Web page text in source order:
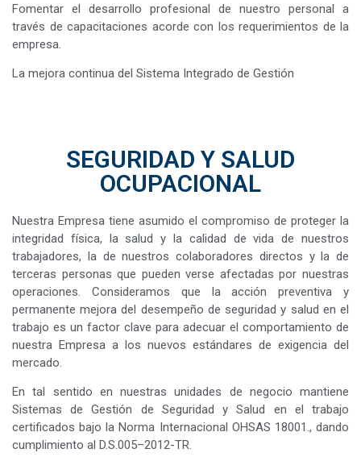
Fomentar el desarrollo profesional de nuestro personal a
través de capacitaciones acorde con los requerimientos de la
empresa.
La mejora continua del Sistema Integrado de Gestión
SEGURIDAD Y SALUD
OCUPACIONAL
Nuestra Empresa tiene asumido el compromiso de proteger la
integridad física, la salud y la calidad de vida de nuestros
trabajadores, la de nuestros colaboradores directos y la de
terceras personas que pueden verse afectadas por nuestras
operaciones. Consideramos que la acción preventiva y
permanente mejora del desempeño de seguridad y salud en el
trabajo es un factor clave para adecuar el comportamiento de
nuestra Empresa a los nuevos estándares de exigencia del
mercado.
En tal sentido en nuestras unidades de negocio mantiene
Sistemas de Gestión de Seguridad y Salud en el trabajo
certificados bajo la Norma Internacional OHSAS 18001., dando
cumplimiento al D.S.005–2012-TR.